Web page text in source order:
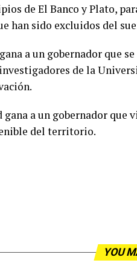
de El Banco y Plato,
han sido excluidos del
a un gobernador que
de la
gana a un gobernador
del territorio.
YOU